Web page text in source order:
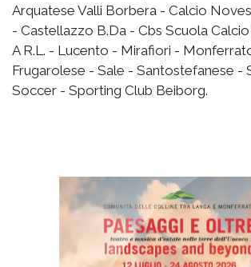
Arquatese Valli Borbera - Calcio
- Castellazzo B.Da - Cbs Scuola Calcio
A R.L. - Lucento - Mirafiori -
Frugarolese - Sale - Santostefanese -
Soccer - Sporting Club Beiborg.